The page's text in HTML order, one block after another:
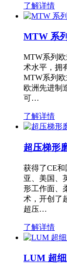
了解详情
MTW 系
MTW系列
术水平，拥
MTW系列
欧洲先进制
可…
了解详情
超压梯形
获得了CE
亚、美国、
形工作面、
术，开创了
超压…
了解详情
LUM 超